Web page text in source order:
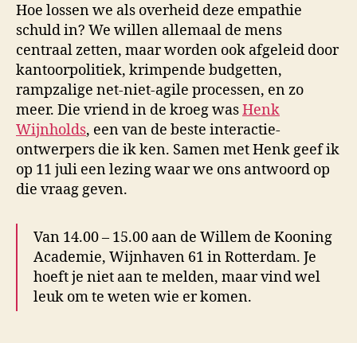
Hoe lossen we als overheid deze empathie
schuld in? We willen allemaal de mens
centraal zetten, maar worden ook afgeleid door
kantoorpolitiek, krimpende budgetten,
rampzalige net-niet-agile processen, en zo
meer. Die vriend in de kroeg wasHenk
Wijnholds, een van de beste interactie-
ontwerpers die ik ken. Samen met Henk geef ik
op 11 juli een lezing waar we ons antwoord op
die vraag geven.
Van 14.00 – 15.00 aan de Willem de Kooning
Academie, Wijnhaven 61 in Rotterdam. Je
hoeft je niet aan te melden, maar vind wel
leuk om te weten wie er komen.